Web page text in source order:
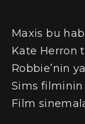
Maxis bu
Kate Herron
Robbie’nin
Sims filminin
Film